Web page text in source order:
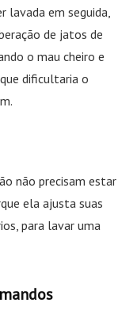
lavada em seguida,
de jatos de
o mau cheiro e
dificultaria o
não precisam estar
ela ajusta suas
para lavar uma